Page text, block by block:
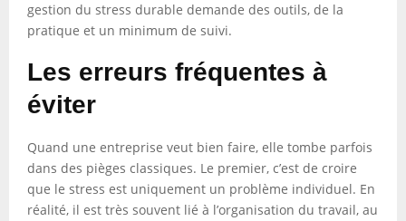
gestion du stress durable demande des outils, de la
pratique et un minimum de suivi.
Les erreurs fréquentes à
éviter
Quand une entreprise veut bien faire, elle tombe parfois
dans des pièges classiques. Le premier, c’est de croire
que le stress est uniquement un problème individuel. En
réalité, il est très souvent lié à l’organisation du travail, au